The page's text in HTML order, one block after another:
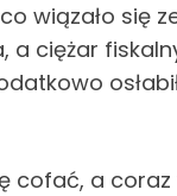
wiązało się
ciężar
cofać, a coraz